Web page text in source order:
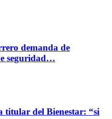
demanda de
seguridad…
titular del Bienestar: “si